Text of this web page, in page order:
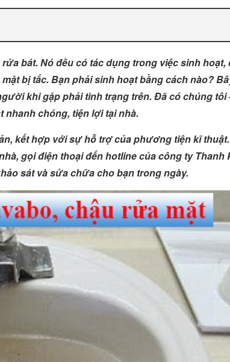
bát. Nó đều có tác dụng trong việc sinh hoạt,
bị tắc. Bạn phải sinh hoạt bằng cách nào?
khi gặp phải tình trạng trên. Đã có chúng tôi
nhanh chóng, tiện lợi tại nhà.
kết hợp với sự hỗ trợ của phương tiện kĩ
gọi điện thoại đến hotline của công ty Thanh
sát và sửa chữa cho bạn trong ngày.